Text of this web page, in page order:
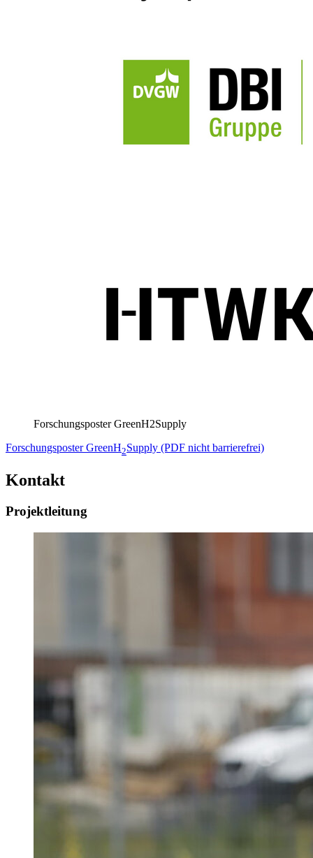
Forschungsposter GreenH2Supply
Forschungsposter GreenH2Supply (PDF nicht barrierefrei)
Kontakt
Projektleitung